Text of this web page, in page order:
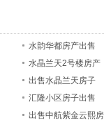
水韵华都房产出售
水晶兰天2号楼房产
出售水晶兰天房子
汇隆小区房子出售
出售中航紫金云熙